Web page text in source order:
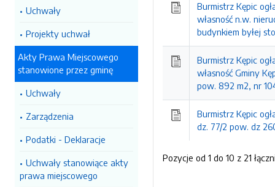
Uchwały
Projekty uchwał
Akty Prawa Miejscowego
stanowione przez gminę
Uchwały
Zarządzenia
Podatki - Deklaracje
Uchwały stanowiące akty
prawa miejscowego
Burmistrz Kępic
własność n.w.
budynkiem byłej
Burmistrz Kępic
własność Gminy
pow. 892 m2, nr
Burmistrz Kępic
dz. 77/2 pow. dz
Pozycje od 1 do 10 z 21